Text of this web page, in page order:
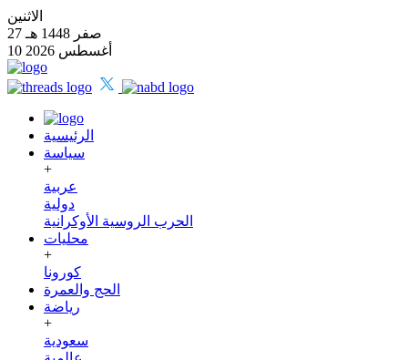
الاثنين
27 صفر 1448 هـ
10 أغسطس 2026
الرئيسية
سياسة
+
عربية
دولية
الحرب الروسية الأوكرانية
محليات
+
كورونا
الحج والعمرة
رياضة
+
سعودية